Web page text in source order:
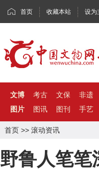
首页 收藏本站 设为
文博 考古 文保 非遗
图片
图讯 图刊 手艺
首页 >> 滚动资讯
野鲁人笔笔